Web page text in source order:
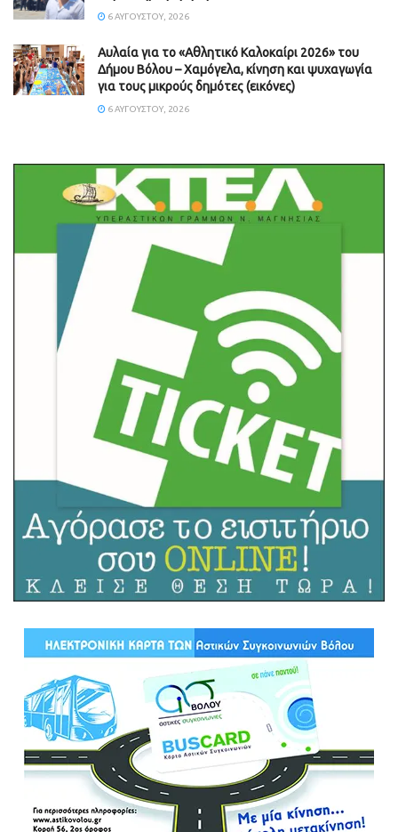
6 ΑΥΓΟΎΣΤΟΥ, 2026
Αυλαία για το «Αθλητικό Καλοκαίρι 2026» του
Δήμου Βόλου – Χαμόγελα, κίνηση και ψυχαγωγία
για τους μικρούς δημότες (εικόνες)
6 ΑΥΓΟΎΣΤΟΥ, 2026